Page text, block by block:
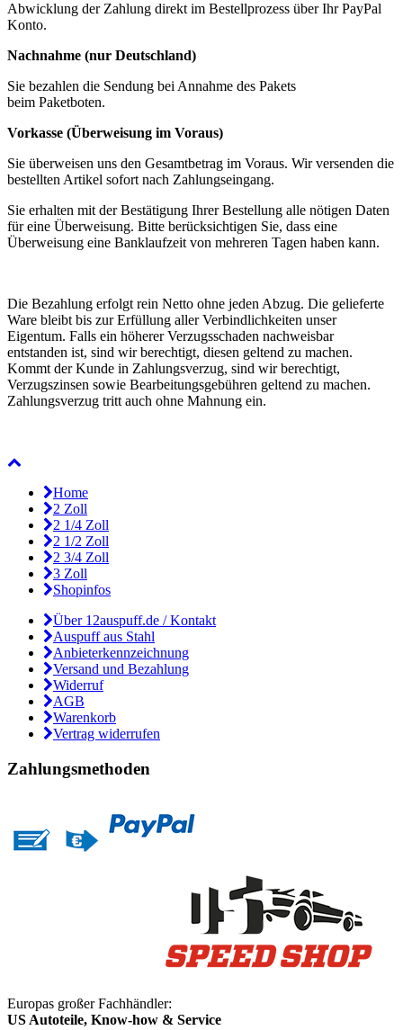
Abwicklung der Zahlung direkt im Bestellprozess über Ihr PayPal
Konto.
Nachnahme (nur Deutschland)
Sie bezahlen die Sendung bei Annahme des Pakets
beim Paketboten.
Vorkasse (Überweisung im Voraus)
Sie überweisen uns den Gesamtbetrag im Voraus. Wir versenden die
bestellten Artikel sofort nach Zahlungseingang.
Sie erhalten mit der Bestätigung Ihrer Bestellung alle nötigen Daten
für eine Überweisung. Bitte berücksichtigen Sie, dass eine
Überweisung eine Banklaufzeit von mehreren Tagen haben kann.
Die Bezahlung erfolgt rein Netto ohne jeden Abzug. Die gelieferte
Ware bleibt bis zur Erfüllung aller Verbindlichkeiten unser
Eigentum. Falls ein höherer Verzugsschaden nachweisbar
entstanden ist, sind wir berechtigt, diesen geltend zu machen.
Kommt der Kunde in Zahlungsverzug, sind wir berechtigt,
Verzugszinsen sowie Bearbeitungsgebühren geltend zu machen.
Zahlungsverzug tritt auch ohne Mahnung ein.
Home
2 Zoll
2 1/4 Zoll
2 1/2 Zoll
2 3/4 Zoll
3 Zoll
Shopinfos
Über 12auspuff.de / Kontakt
Auspuff aus Stahl
Anbieterkennzeichnung
Versand und Bezahlung
Widerruf
AGB
Warenkorb
Vertrag widerrufen
Zahlungsmethoden
Europas großer Fachhändler:
US Autoteile, Know-how & Service